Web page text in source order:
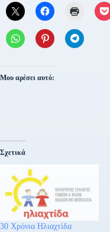
Μου αρέσει αυτό:
Σχετικά
30 Χρόνια Ηλιαχτίδα